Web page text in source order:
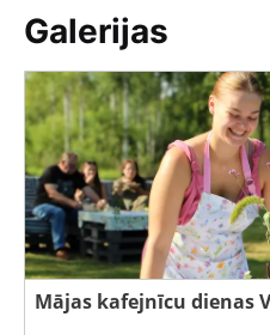
Galerijas
Mājas kafejnīcu dienas